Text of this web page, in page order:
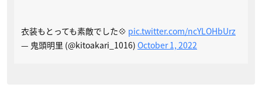
衣装もとっても素敵でした💠 pic.twitter.com/ncYLOHbUrz
— 鬼頭明里 (@kitoakari_1016) October 1, 2022